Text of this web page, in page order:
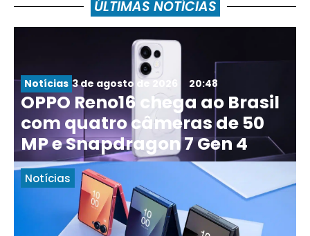
ÚLTIMAS NOTÍCIAS
Notícias 3 de agosto de 2026 20:48
OPPO Reno16 chega ao Brasil
com quatro câmeras de 50
MP e Snapdragon 7 Gen 4
Notícias